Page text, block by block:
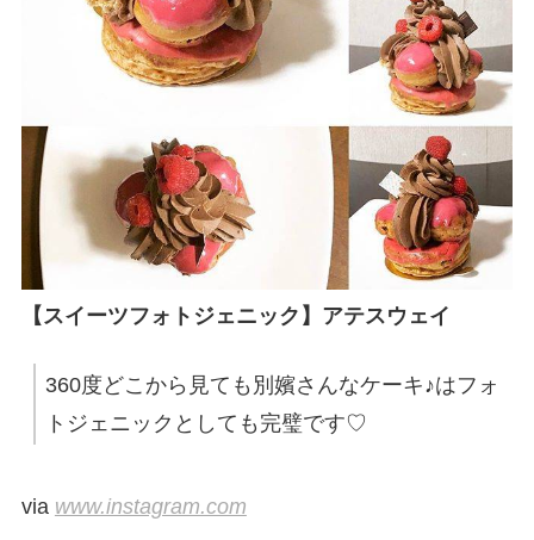
【スイーツフォトジェニック】アテスウェイ
360度どこから見ても別嬪さんなケーキ♪はフォ
トジェニックとしても完璧です♡
via www.instagram.com